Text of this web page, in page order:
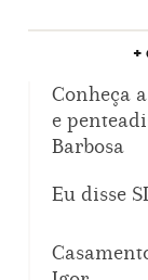
+
Conheça
e
Barbosa
Eu disse